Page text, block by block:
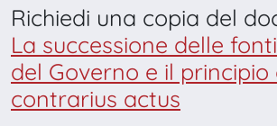
Richiedi una copia del
La successione delle
del Governo e il principio
contrarius actus